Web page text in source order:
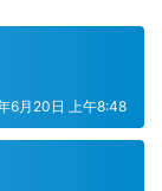
6月20日 上午8:48